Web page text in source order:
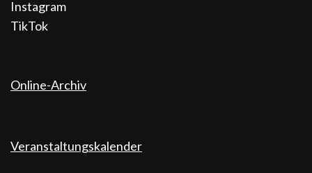
Instagram
TikTok
Online-Archiv
Veranstaltungskalender